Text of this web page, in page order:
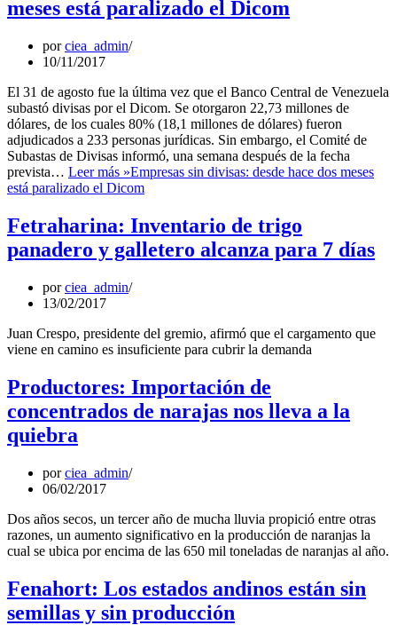
meses está paralizado el Dicom
porciea_admin
10/11/2017
El 31 de agosto fue la última vez que el Banco Central de Venezuela
subastó divisas por el Dicom. Se otorgaron 22,73 millones de
dólares, de los cuales 80% (18,1 millones de dólares) fueron
adjudicados a 233 personas jurídicas. Sin embargo, el Comité de
Subastas de Divisas informó, una semana después de la fecha
prevista… Leer más »Empresas sin divisas: desde hace dos meses
está paralizado el Dicom
Fetraharina: Inventario de trigo
panadero y galletero alcanza para 7 días
porciea_admin
13/02/2017
Juan Crespo, presidente del gremio, afirmó que el cargamento que
viene en camino es insuficiente para cubrir la demanda
Productores: Importación de
concentrados de narajas nos lleva a la
quiebra
porciea_admin
06/02/2017
Dos años secos, un tercer año de mucha lluvia propició entre otras
razones, un aumento significativo en la producción de naranjas la
cual se ubica por encima de las 650 mil toneladas de naranjas al año.
Fenahort: Los estados andinos están sin
semillas y sin producción